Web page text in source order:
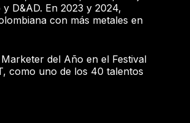
D&AD. En 2023 y 2024,
con más metales en
del Año en el Festival
como uno de los 40 talentos